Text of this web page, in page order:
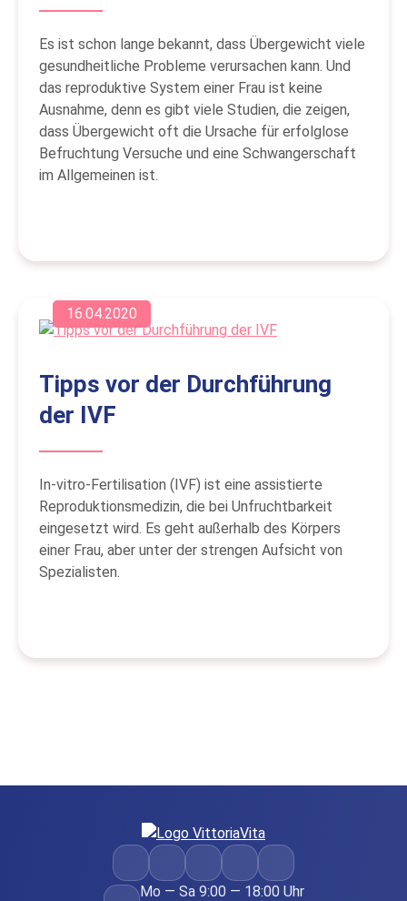
Es ist schon lange bekannt, dass Übergewicht viele
gesundheitliche Probleme verursachen kann. Und
das reproduktive System einer Frau ist keine
Ausnahme, denn es gibt viele Studien, die zeigen,
dass Übergewicht oft die Ursache für erfolglose
Befruchtung Versuche und eine Schwangerschaft
im Allgemeinen ist.
16.04.2020
Tipps vor der Durchführung
der IVF
In-vitro-Fertilisation (IVF) ist eine assistierte
Reproduktionsmedizin, die bei Unfruchtbarkeit
eingesetzt wird. Es geht außerhalb des Körpers
einer Frau, aber unter der strengen Aufsicht von
Spezialisten.
Mo — Sa 9:00 — 18:00 Uhr